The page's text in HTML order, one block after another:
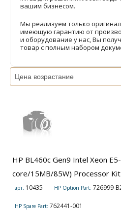
вашим бизнесом.
Мы реализуем только
имеющую гарантию от
и оборудование у нас, Вы
товар с полным набором
HP BL460c Gen9 Intel Xeon
core/15MB/85W) Processor Kit
арт. 10435 HP Option Part: 726999-
HP Spare Part: 762441-001